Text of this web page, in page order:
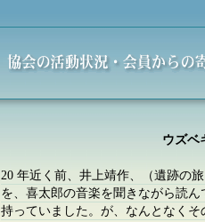
ウズベ
20 年近く前、井上靖作、（遺跡の
を、喜太郎の音楽を聞きながら読
持っていました。が、なんとなくそ